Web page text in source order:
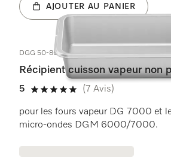
AJOUTER AU PANIER
DGG 50-80
Récipient cuisson vapeur non
5
5 étoiles sur 5
(7 Avis)
pour les fours vapeur DG 7000 et
micro-ondes DGM 6000/7000.